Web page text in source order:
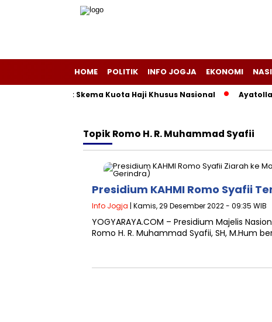
HOME POLITIK INFO JOGJA EKONOMI
Lama di Balik Skema Kuota Haji Khusus Nasional Ayatollah
TopikRomo H. R. Muhammad Syafii
Presidium KAHMI Romo Syafii
Info Jogja | Kamis, 29 Desember 2022 - 09:35 WIB
YOGYARAYA.COM – Presidium Majelis
Romo H. R. Muhammad Syafii, SH, M.Hum